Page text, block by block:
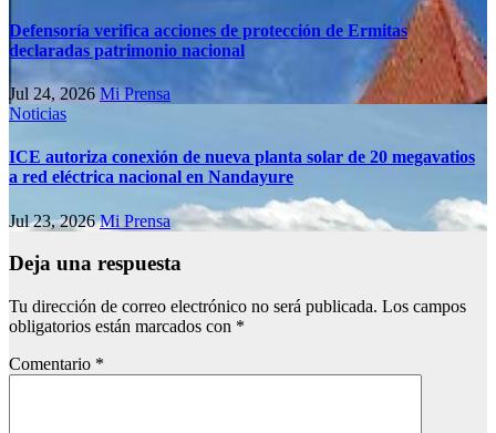
Defensoría verifica acciones de protección de Ermitas
declaradas patrimonio nacional
Jul 24, 2026Mi Prensa
Noticias
ICE autoriza conexión de nueva planta solar de 20 megavatios
a red eléctrica nacional en Nandayure
Jul 23, 2026Mi Prensa
Deja una respuesta
Tu dirección de correo electrónico no será publicada. Los campos
obligatorios están marcados con *
Comentario *